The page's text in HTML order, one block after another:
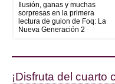
Ilusión, ganas y muchas
sorpresas en la primera
lectura de guion de Foq: La
Nueva Generación 2
¡Disfruta del cuarto